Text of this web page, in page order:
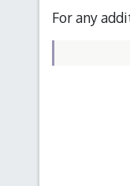
For any